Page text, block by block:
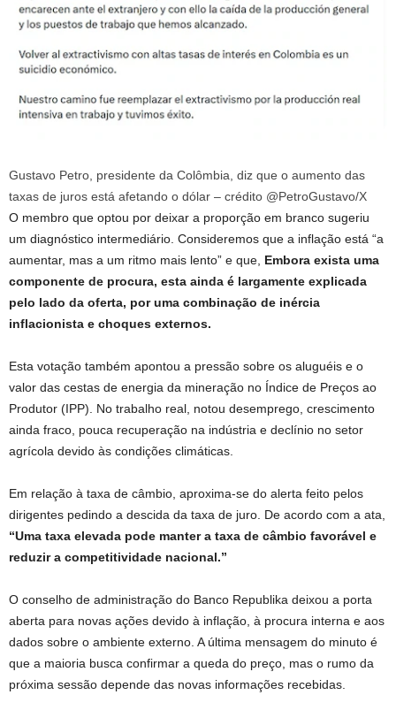
Gustavo Petro, presidente da Colômbia, diz que o aumento das
taxas de juros está afetando o dólar – crédito @PetroGustavo/X
O membro que optou por deixar a proporção em branco sugeriu
um diagnóstico intermediário. Consideremos que a inflação está “a
aumentar, mas a um ritmo mais lento” e que, Embora exista uma
componente de procura, esta ainda é largamente explicada
pelo lado da oferta, por uma combinação de inércia
inflacionista e choques externos.
Esta votação também apontou a pressão sobre os aluguéis e o
valor das cestas de energia da mineração no Índice de Preços ao
Produtor (IPP). No trabalho real, notou desemprego, crescimento
ainda fraco, pouca recuperação na indústria e declínio no setor
agrícola devido às condições climáticas.
Em relação à taxa de câmbio, aproxima-se do alerta feito pelos
dirigentes pedindo a descida da taxa de juro. De acordo com a ata,
“Uma taxa elevada pode manter a taxa de câmbio favorável e
reduzir a competitividade nacional.”
O conselho de administração do Banco Republika deixou a porta
aberta para novas ações devido à inflação, à procura interna e aos
dados sobre o ambiente externo. A última mensagem do minuto é
que a maioria busca confirmar a queda do preço, mas o rumo da
próxima sessão depende das novas informações recebidas.